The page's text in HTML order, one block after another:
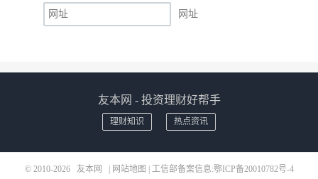
网址
友本网 - 投资理财好帮手
理财知识 热点资讯
© 2010-2026 友本网 网站地图 | 工信部备案信息:鄂ICP备20010782号-4